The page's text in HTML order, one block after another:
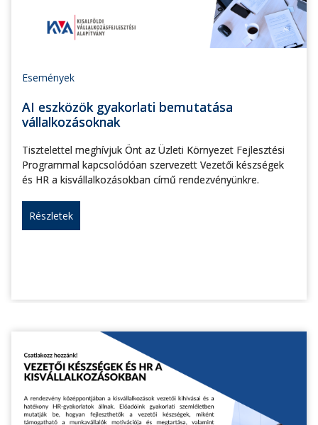
Események
AI eszközök gyakorlati bemutatása
vállalkozásoknak
Tisztelettel meghívjuk Önt az Üzleti Környezet Fejlesztési
Programmal kapcsolódóan szervezett Vezetői készségek
és HR a kisvállalkozásokban című rendezvényünkre.
Részletek